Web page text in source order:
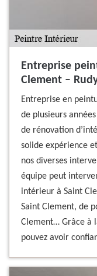
Entreprise
Clement –
Entreprise en
de plusieurs
de rénovation
solide expérience
nos diverses
équipe peut
intérieur à Saint
Saint Clement, de
Clement… Grâce à
pouvez avoir